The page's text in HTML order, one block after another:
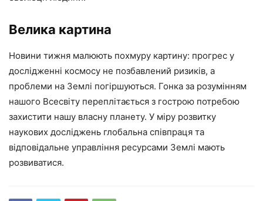
Велика картина
Новини тижня малюють похмуру картину: прогрес у
дослідженні космосу не позбавлений ризиків, а
проблеми на Землі погіршуються. Гонка за розумінням
нашого Всесвіту переплітається з гострою потребою
захистити нашу власну планету. У міру розвитку
наукових досліджень глобальна співпраця та
відповідальне управління ресурсами Землі мають
розвиватися.